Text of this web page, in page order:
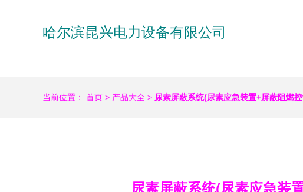
哈尔滨昆兴电力设备有限公司
当前位置： 首页 > 产品大全 > 尿素屏蔽系统(尿素应急装置+屏蔽阻燃
尿素屏蔽系统(尿素应急装